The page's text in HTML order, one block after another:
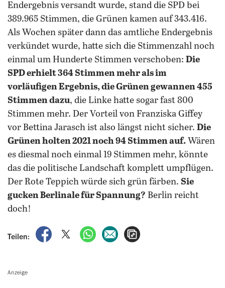
Endergebnis versandt wurde, stand die SPD bei
389.965 Stimmen, die Grünen kamen auf 343.416.
Als Wochen später dann das amtliche Endergebnis
verkündet wurde, hatte sich die Stimmenzahl noch
einmal um Hunderte Stimmen verschoben: Die
SPD erhielt 364 Stimmen mehr als im
vorläufigen Ergebnis, die Grünen gewannen 455
Stimmen dazu, die Linke hatte sogar fast 800
Stimmen mehr. Der Vorteil von Franziska Giffey
vor Bettina Jarasch ist also längst nicht sicher. Die
Grünen holten 2021 noch 94 Stimmen auf. Wären
es diesmal noch einmal 19 Stimmen mehr, könnte
das die politische Landschaft komplett umpflügen.
Der Rote Teppich würde sich grün färben. Sie
gucken Berlinale für Spannung? Berlin reicht
doch!
Teilen:
auf Facebook teilen
auf X teilenper WhatsApp teilen
per E-Mail teilen
Anzeige